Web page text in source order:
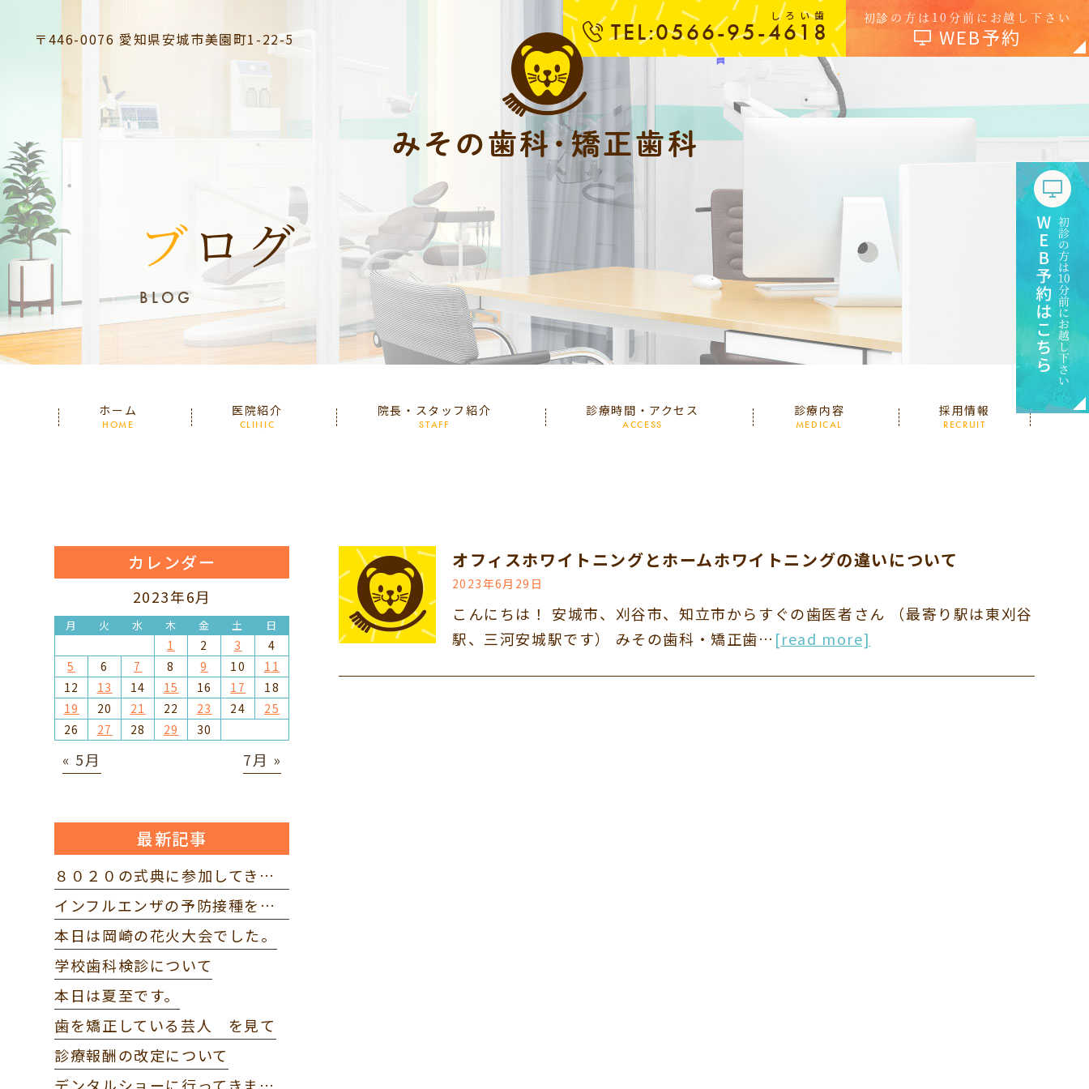
〒446-0076 愛知県安城市美園町1-22-5
しろい歯
TEL:0566-95-4618
初診の方は10分前にお越し下さい
WEB予約
ブログ
BLOG
ホーム
HOME
医院紹介
CLINIC
院長・スタッフ紹介
STAFF
診療時間・アクセス
ACCESS
診療内容
MEDICAL
採用情報
RECRUIT
オフィスホワイトニングとホームホワイトニングの違いについて
2023年6月29日
こんにちは！ 安城市、刈谷市、知立市からすぐの歯医者さん （最寄り駅は東刈谷
駅、三河安城駅です） みその歯科・矯正歯… [read more]
カレンダー
2023年6月
月 火 水 木 金 土 日
1 2 3
4
5
6 7 8 9 10
11
12
13 14 15 16 17
18
19
20 21 22 23 24
25
26
27 28 29 30
« 5月 7月 »
最新記事
８０２０の式典に参加してきました。
インフルエンザの予防接種を打ってきました。
本日は岡崎の花火大会でした。
学校歯科検診について
本日は夏至です。
歯を矯正している芸人 を見て
診療報酬の改定について